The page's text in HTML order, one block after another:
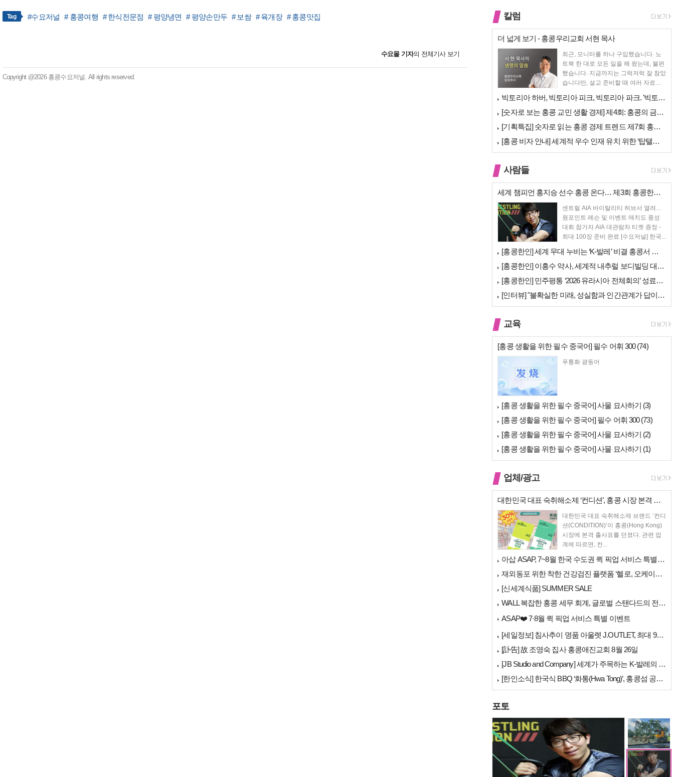
Tag #수요저널 # 홍콩여행 # 한식전문점 # 평양냉면 # 평양손만두 # 보쌈 # 육개장 # 홍콩맛집
수요몰기자의 전체기사 보기
Copyright @2026 홍콩수요저널. All rights reserved.
칼럼
더 넓게 보기 - 홍콩우리교회 서현 목사
최근, 모니터를 하나 구입했습니다. 노
트북 한 대로 모든 일을 해 왔는데, 불편
했습니다. 지금까지는 그럭저럭 잘 참았
습니다만, 설교 준비할 때 여러 자료를
빅토리아 하버, 빅토리아 피크, 빅토리아 파크. '빅토리아’의 이름은 어…
[숫자로 보는 홍콩 교민 생활 경제] 제4회: 홍콩의 금융 — 지표 및 …
[기획특집] 숫자로 읽는 홍콩 경제 트렌드 제7회 홍콩 문화·창의 산업…
[홍콩 비자 안내] 세계적 우수 인재 유치 위한 ‘탑탤런트 비자(TTPS…
사람들
세계 챔피언 홍지승 선수 홍콩 온다… 제3회 홍콩한인팔씨름대회 9월 12…
센트럴 AIA 바이탈리티 허브서 열려…
원포인트 레슨 및 이벤트 매치도 풍성
대회 참가자 AIA 대관람차 티켓 증정 -
최대 100장 준비 완료 [수요저널] 한국...
[홍콩한인] 세계 무대 누비는 ‘K-발레’ 비결 홍콩서 연다… 정발레스튜…
[홍콩한인] 이흥수 약사, 세계적 내추럴 보디빌딩 대회 WNBF 홍콩서 …
[홍콩한인] 민주평통 ‘2026 유라시아 전체회의’ 성료… 이재명 대통령…
[인터뷰] "불확실한 미래, 성실함과 인간관계가 답이다"… 최강욱 한은 …
교육
[홍콩 생활을 위한 필수 중국어] 필수 어휘 300 (74)
푸통화 광동어
[홍콩 생활을 위한 필수 중국어] 사물 묘사하기 (3)
[홍콩 생활을 위한 필수 중국어] 필수 어휘 300 (73)
[홍콩 생활을 위한 필수 중국어] 사물 묘사하기 (2)
[홍콩 생활을 위한 필수 중국어] 사물 묘사하기 (1)
업체/광고
대한민국 대표 숙취해소제 ‘컨디션’, 홍콩 시장 본격 상륙… 왓슨스 입점…
대한민국 대표 숙취해소제 브랜드 ‘컨디
션(CONDITION)’이 홍콩(Hong Kong)
시장에 본격 출사표를 던졌다. 관련 업
계에 따르면, 컨...
아삽 ASAP, 7~8월 한국 수도권 퀵 픽업 서비스 특별 프로모션 실시
재외동포 위한 착한 건강검진 플랫폼 ‘헬로, 오케이검진’ 서비스 개시
[신세계식품] SUMMER SALE
WALL 복잡한 홍콩 세무 회계, 글로벌 스탠다드의 전문가들이 답을 드립…
ASAP❤️ 7·8월 퀵 픽업 서비스 특별 이벤트
[세일정보] 침사추이 명품 아울렛 J.OUTLET, 최대 90% 빅 세일…
[訃告] 故 조영숙 집사 홍콩애진교회 8월 26일
[JB Studio and Company] 세계가 주목하는 K-발레의 비…
[한인소식] 한국식 BBQ ‘화통(Hwa Tong)’, 홍콩섬 공략 본격…
포토[홍콩사고] 퉁충서…